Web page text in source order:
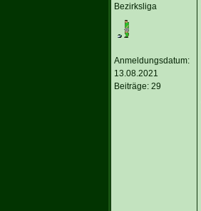
Bezirksliga
Anmeldungsdatum:
13.08.2021
Beiträge: 29